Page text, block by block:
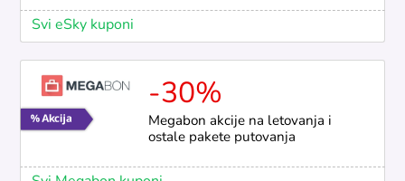
Svi eSky kuponi
-30%
Megabon akcije na letovanja i
ostale pakete putovanja